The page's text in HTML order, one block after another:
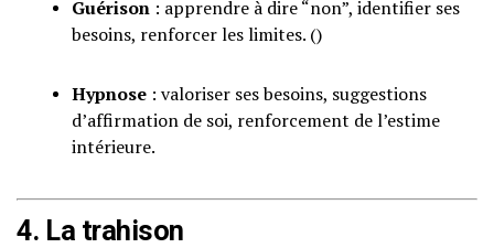
Guérison : apprendre à dire “non”, identifier ses
besoins, renforcer les limites. ()
Hypnose : valoriser ses besoins, suggestions
d’affirmation de soi, renforcement de l’estime
intérieure.
4. La trahison